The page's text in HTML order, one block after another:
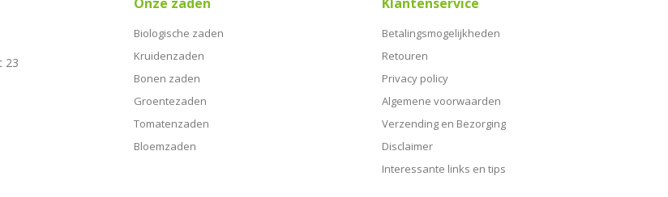
23
Biologische zaden
Kruidenzaden
Bonen zaden
Groentezaden
Tomatenzaden
Bloemzaden
Betalingsmogelijkheden
Retouren
Privacy policy
Algemene voorwaarden
Verzending en Bezorging
Disclaimer
Interessante links en tips